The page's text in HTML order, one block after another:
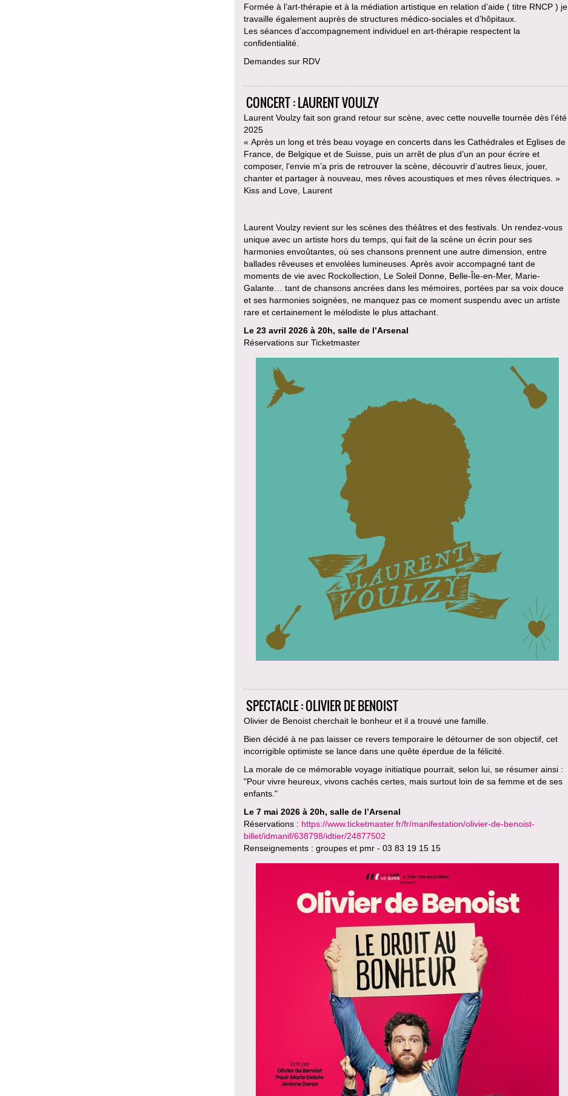
Formée à l’art-thérapie et à la médiation artistique en relation d’aide ( titre RNCP ) je
travaille également auprès de structures médico-sociales et d’hôpitaux.
Les séances d’accompagnement individuel en art-thérapie respectent la
confidentialité.
Demandes sur RDV
CONCERT : LAURENT VOULZY
Laurent Voulzy fait son grand retour sur scène, avec cette nouvelle tournée dès l’été
2025
« Après un long et très beau voyage en concerts dans les Cathédrales et Eglises de
France, de Belgique et de Suisse, puis un arrêt de plus d’un an pour écrire et
composer, l’envie m’a pris de retrouver la scène, découvrir d’autres lieux, jouer,
chanter et partager à nouveau, mes rêves acoustiques et mes rêves électriques. »
Kiss and Love, Laurent
Laurent Voulzy revient sur les scènes des théâtres et des festivals. Un rendez-vous
unique avec un artiste hors du temps, qui fait de la scène un écrin pour ses
harmonies envoûtantes, où ses chansons prennent une autre dimension, entre
ballades rêveuses et envolées lumineuses. Après avoir accompagné tant de
moments de vie avec Rockollection, Le Soleil Donne, Belle-Île-en-Mer, Marie-
Galante… tant de chansons ancrées dans les mémoires, portées par sa voix douce
et ses harmonies soignées, ne manquez pas ce moment suspendu avec un artiste
rare et certainement le mélodiste le plus attachant.
Le 23 avril 2026 à 20h, salle de l’Arsenal
Réservations sur Ticketmaster
SPECTACLE : OLIVIER DE BENOIST
Olivier de Benoist cherchait le bonheur et il a trouvé une famille.
Bien décidé à ne pas laisser ce revers temporaire le détourner de son objectif, cet
incorrigible optimiste se lance dans une quête éperdue de la félicité.
La morale de ce mémorable voyage initiatique pourrait, selon lui, se résumer ainsi :
"Pour vivre heureux, vivons cachés certes, mais surtout loin de sa femme et de ses
enfants."
Le 7 mai 2026 à 20h, salle de l’Arsenal
Réservations : https://www.ticketmaster.fr/fr/manifestation/olivier-de-benoist-
billet/idmanif/638798/idtier/24877502
Renseignements : groupes et pmr - 03 83 19 15 15